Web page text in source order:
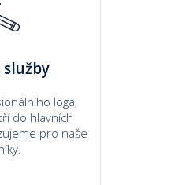
loga,
do hlavních
pro naše